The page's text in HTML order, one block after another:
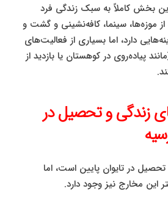
بخش کاملاً به سبک زندگی فرد
از موزه‌ها، سینما، کافه‌نشینی و گشت و
دارد، اما بسیاری از فعالیت‌های
پیاده‌روی در کوهستان یا بازدید از
زندگی و تحصیل در
در تایوان پایین است، اما
این مخارج نیز وجود دارد.